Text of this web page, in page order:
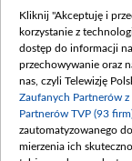
Kliknij "Akceptuję i
korzystanie z
dostęp do informacji
przechowywanie oraz
nas, czyli Telewizję
Zaufanych Partnerów
Partnerów TVP (93
zautomatyzowanego
mierzenia ich